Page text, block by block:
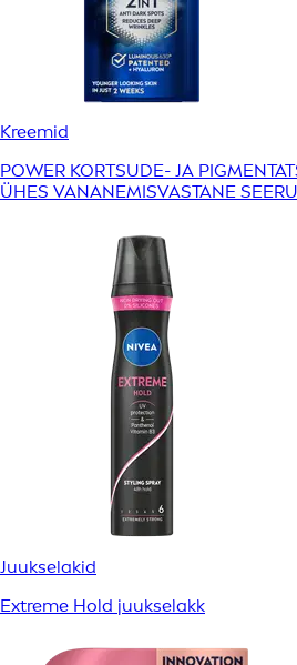
Kreemid
POWER KORTSUDE- JA
ÜHES VANANEMISVASTANE
Juukselakid
Extreme Hold juukselakk